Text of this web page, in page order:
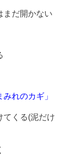
まだ開かない
みれのカギ」
てくる(泥だけ